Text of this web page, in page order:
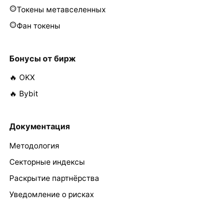
Токены метавселенных
Фан токены
Бонусы от бирж
🔥 OKX
🔥 Bybit
Документация
Методология
Секторные индексы
Раскрытие партнёрства
Уведомление о рисках